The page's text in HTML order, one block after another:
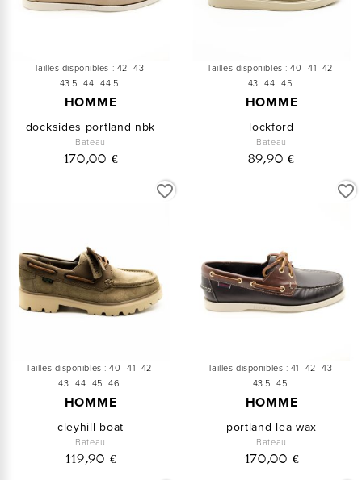
Tailles disponibles : 42 43
43.5 44 44.5
HOMME
docksides portland nbk
Bateau
170,00 €
Tailles disponibles : 40 41 42
43 44 45
HOMME
lockford
Bateau
89,90 €
Tailles disponibles : 40 41 42
43 44 45 46
HOMME
cleyhill boat
Bateau
119,90 €
favorite_border
Tailles disponibles : 41 42 43
43.5 45
HOMME
portland lea wax
Bateau
170,00 €
favorite_border